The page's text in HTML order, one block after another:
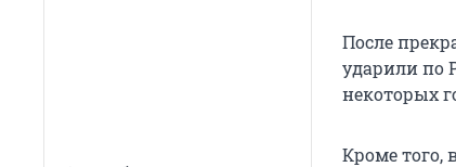
После
ударили по
некоторых
Кроме того,